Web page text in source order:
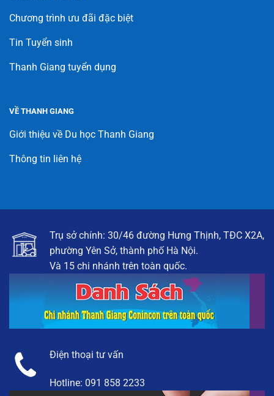
Chương trình ưu đãi đặc biệt
Tin Tuyển sinh
Thanh Giang tuyển dụng
VỀ THANH GIANG
Giới thiệu về Du học Thanh Giang
Thông tin liên hệ
Trụ sở chính: 30/46 đường Hưng Thịnh, TĐC X2A,
phường Yên Sở, thành phố Hà Nội.
Và 15 chi nhánh trên toàn quốc.
Điện thoại tư vấn
Hotline: 091 858 2233